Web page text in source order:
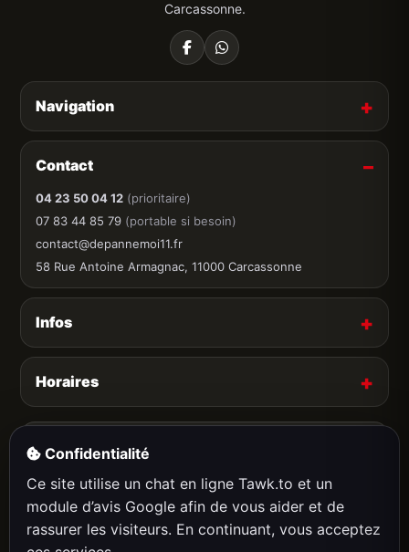
Carcassonne.
Navigation
Contact
04 23 50 04 12 (prioritaire)
07 83 44 85 79 (portable si besoin)
contact@depannemoi11.fr
58 Rue Antoine Armagnac, 11000 Carcassonne
Infos
Horaires
Carte bancaire acceptée
Confidentialité
Ce site utilise un chat en ligne Tawk.to et un
module d’avis Google afin de vous aider et de
rassurer les visiteurs. En continuant, vous acceptez